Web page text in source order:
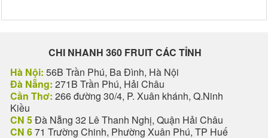
CHI NHANH 360 FRUIT CÁC TỈNH
Hà Nội: 56B Trần Phú, Ba Đình, Hà Nội
Đà Nẵng: 271B Trần Phú, Hải Châu
Cần Thơ: 266 đường 30/4, P. Xuân khánh, Q.Ninh
Kiều
CN 5Đà Nẵng 32 Lê Thanh Nghị, Quận Hải Châu
CN 671 Trường Chinh, Phường Xuân Phú, TP Huế